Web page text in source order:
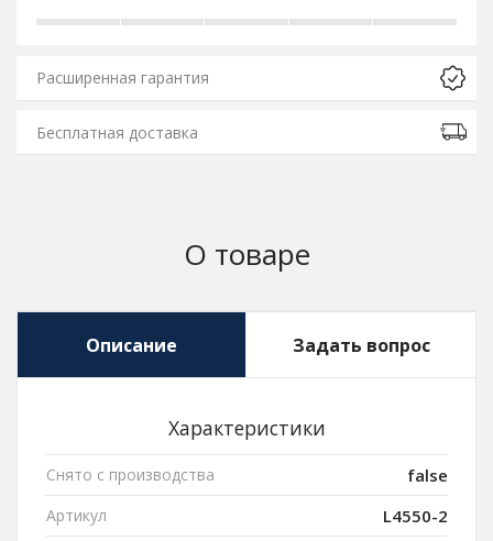
Расширенная гарантия
Бесплатная доставка
О товаре
Описание Задать вопрос
Характеристики
Снято с производства false
Артикул L4550-2